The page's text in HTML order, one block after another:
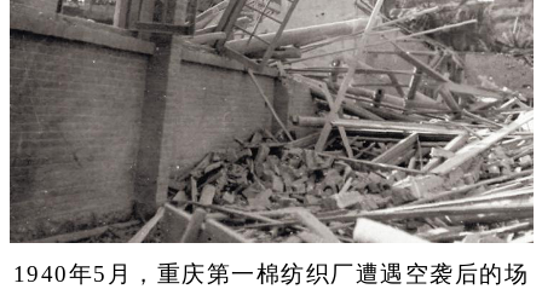
1940年5月，重庆第一棉纺织厂遭遇空袭后的场